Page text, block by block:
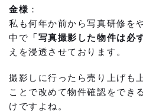
金様 ：
私も何年か前から写真研修を
中で 「写真撮影した物件は必
えを浸透させております。
撮影しに行ったら売り上げも
ことで改めて物件確認をでき
けですよね。